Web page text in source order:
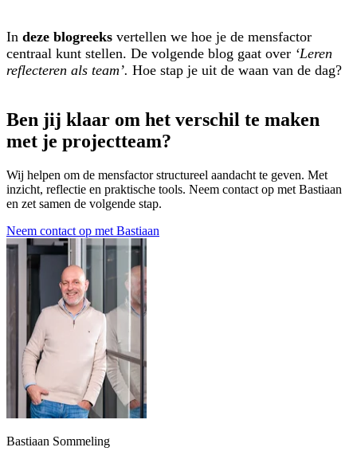
In deze blogreeks vertellen we hoe je de mensfactor
centraal kunt stellen. De volgende blog gaat over ‘Leren
reflecteren als team’. Hoe stap je uit de waan van de dag?
Ben jij klaar om het verschil te maken
met je projectteam?
Wij helpen om de mensfactor structureel aandacht te geven. Met
inzicht, reflectie en praktische tools. Neem contact op met Bastiaan
en zet samen de volgende stap.
Neem contact op met Bastiaan
Bastiaan Sommeling